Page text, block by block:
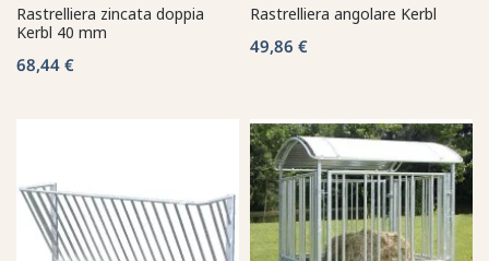
Rastrelliera zincata doppia
Kerbl 40 mm
68,44 €
Rastrelliera angolare Kerbl
49,86 €